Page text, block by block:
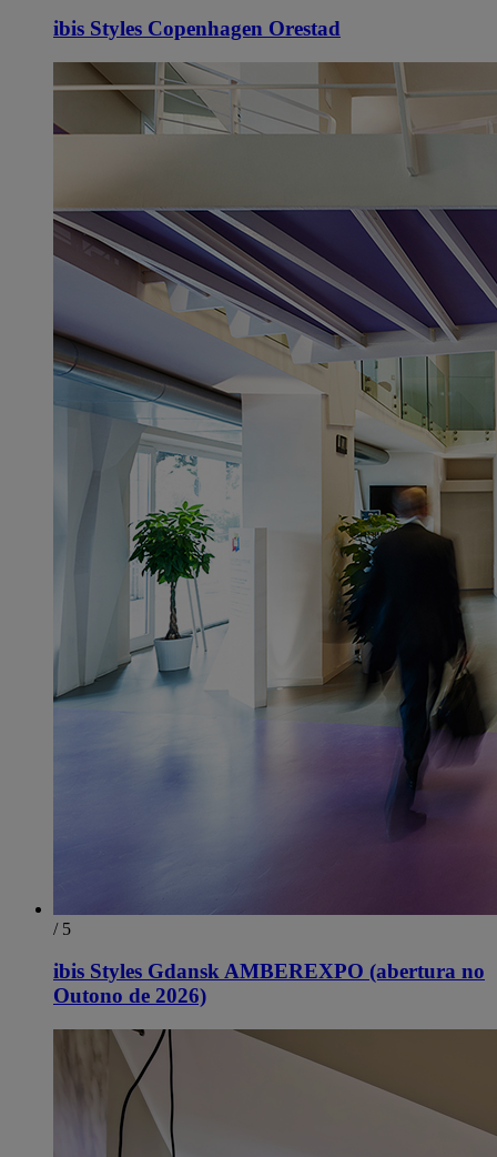
ibis Styles Copenhagen Orestad
/ 5
ibis Styles Gdansk AMBEREXPO (abertura no
Outono de 2026)